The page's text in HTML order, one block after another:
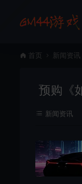
首页 新闻资讯
预购《
新闻资讯